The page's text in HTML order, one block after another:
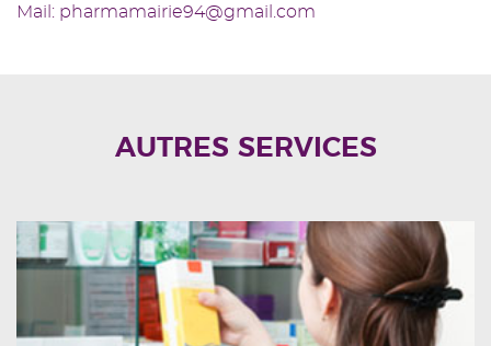
Mail: pharmamairie94@gmail.com
AUTRES SERVICES